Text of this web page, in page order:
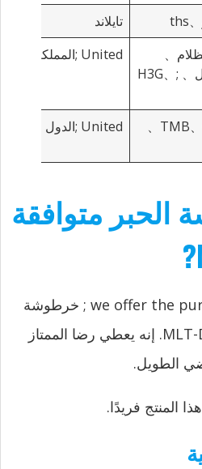
تايلاند
、
;H3G、
United ;المملكة
;TMB、CLW、
United ;الدول
الحبر متوافقة
we offer the ; خرطوشة
الحبر المتوافقة مع MLT-D111S. إنه يعطي رضا الممتاز
الطويل.
المنتج فريدًا.